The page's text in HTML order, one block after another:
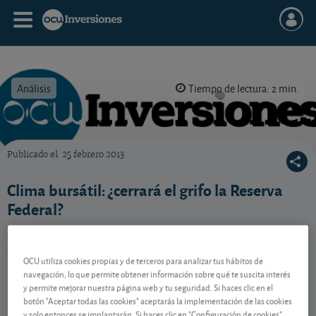
Análisis Tiempo de lectura: 2 min.
Publicado el 25 febrero 2013
Clima bursátil: ¿cerrará el grifo la Reserva
Federal?
Repasamos la semana bursátil y los resultados
Contenido reservado a SOCIOS
OCU utiliza cookies propias y de terceros para analizar tus hábitos de
navegación, lo que permite obtener información sobre qué te suscita interés
y permite mejorar nuestra página web y tu seguridad. Si haces clic en el
botón "Aceptar todas las cookies" aceptarás la implementación de las cookies